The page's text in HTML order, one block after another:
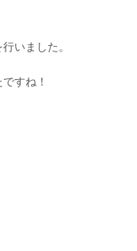
いました。
すね！